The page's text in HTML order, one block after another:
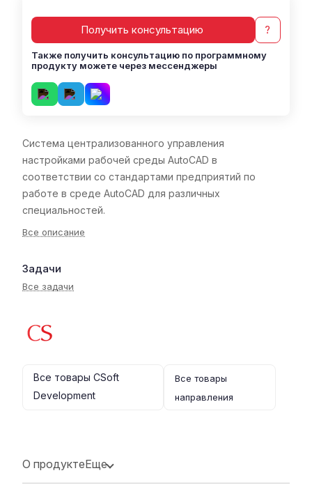
Система централизованного управления
настройками рабочей среды AutoCAD в
соответствии со стандартами предприятий по
работе в среде AutoCAD для различных
специальностей.
Все описание
Задачи
Все задачи
Все товары CSoft
Development
Все товары
направления
Получить консультацию ?
Также получить консультацию по программному
продукту можете через мессенджеры
О продуктеЕще